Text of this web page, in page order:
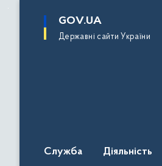
основного
GOV.UA
Державні сайти України
Служба Діяльність